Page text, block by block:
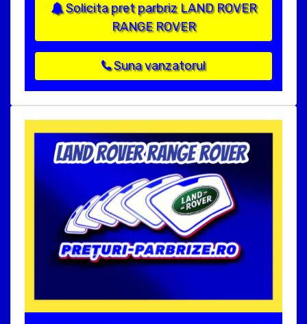
Solicita pret parbriz LAND ROVER
RANGE ROVER
Suna vanzatorul